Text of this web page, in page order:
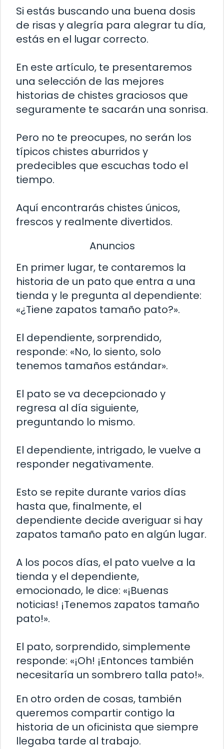
Si estás buscando una buena dosis
de risas y alegría para alegrar tu día,
estás en el lugar correcto.
En este artículo, te presentaremos
una selección de las mejores
historias de chistes graciosos que
seguramente te sacarán una sonrisa.
Pero no te preocupes, no serán los
típicos chistes aburridos y
predecibles que escuchas todo el
tiempo.
Aquí encontrarás chistes únicos,
frescos y realmente divertidos.
Anuncios
En primer lugar, te contaremos la
historia de un pato que entra a una
tienda y le pregunta al dependiente:
«¿Tiene zapatos tamaño pato?».
El dependiente, sorprendido,
responde: «No, lo siento, solo
tenemos tamaños estándar».
El pato se va decepcionado y
regresa al día siguiente,
preguntando lo mismo.
El dependiente, intrigado, le vuelve a
responder negativamente.
Esto se repite durante varios días
hasta que, finalmente, el
dependiente decide averiguar si hay
zapatos tamaño pato en algún lugar.
A los pocos días, el pato vuelve a la
tienda y el dependiente,
emocionado, le dice: «¡Buenas
noticias! ¡Tenemos zapatos tamaño
pato!».
El pato, sorprendido, simplemente
responde: «¡Oh! ¡Entonces también
necesitaría un sombrero talla pato!».
En otro orden de cosas, también
queremos compartir contigo la
historia de un oficinista que siempre
llegaba tarde al trabajo.